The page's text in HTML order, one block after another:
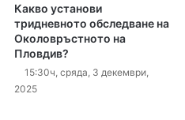
Какво установи
тридневното обследване на
Околовръстното на
Пловдив?
15:30ч, сряда, 3 декември,
2025